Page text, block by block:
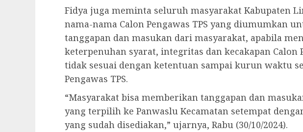
Fidya juga meminta seluruh masyarakat Kabupaten
nama-nama Calon Pengawas TPS yang diumumkan
tanggapan dan masukan dari masyarakat, apabila
keterpenuhan syarat, integritas dan kecakapan Calon
tidak sesuai dengan ketentuan sampai kurun waktu
Pengawas TPS.
“Masyarakat bisa memberikan tanggapan dan
yang terpilih ke Panwaslu Kecamatan setempat
yang sudah disediakan,” ujarnya, Rabu (30/10/2024).